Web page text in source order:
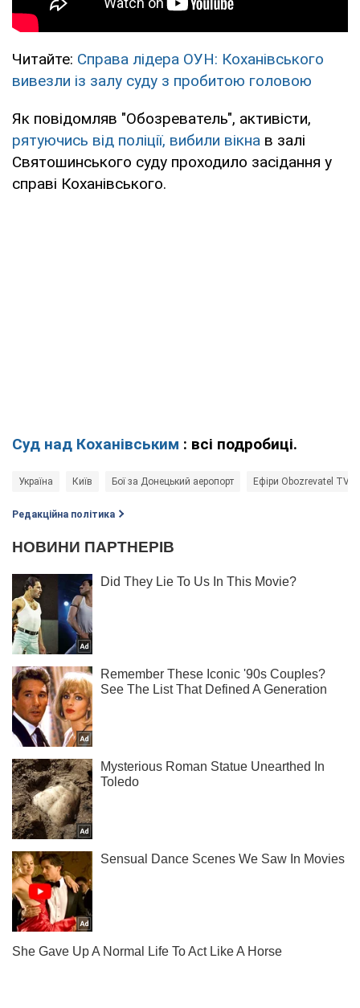
Читайте: Справа лідера ОУН: Коханівського
вивезли із залу суду з пробитою головою
Як повідомляв "Обозреватель", активісти,
рятуючись від поліції, вибили вікна в залі
Святошинського суду проходило засідання у
справі Коханівського.
Суд над Коханівським : всі подробиці.
Україна Київ Бої за Донецький аеропорт Ефіри Obozrevatel TV
Редакційна політика